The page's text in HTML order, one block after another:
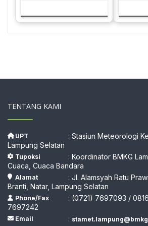
TENTANG KAMI
UPT
: Stasiun Meteorologi
Lampung Selatan
Tupoksi
: Koordinator BMKG
Cuaca, Cuaca Bandara
Alamat
: Jl. Alamsyah Ratu
Branti, Natar, Lampung Selatan
Phone/Fax
: (0721) 7697093 /
7697242
Email :